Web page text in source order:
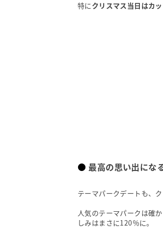
特にクリスマス当日はカ
最高の思い出にな
テーマパークデートも、
人気のテーマパークは確
しみはまさに120％に。